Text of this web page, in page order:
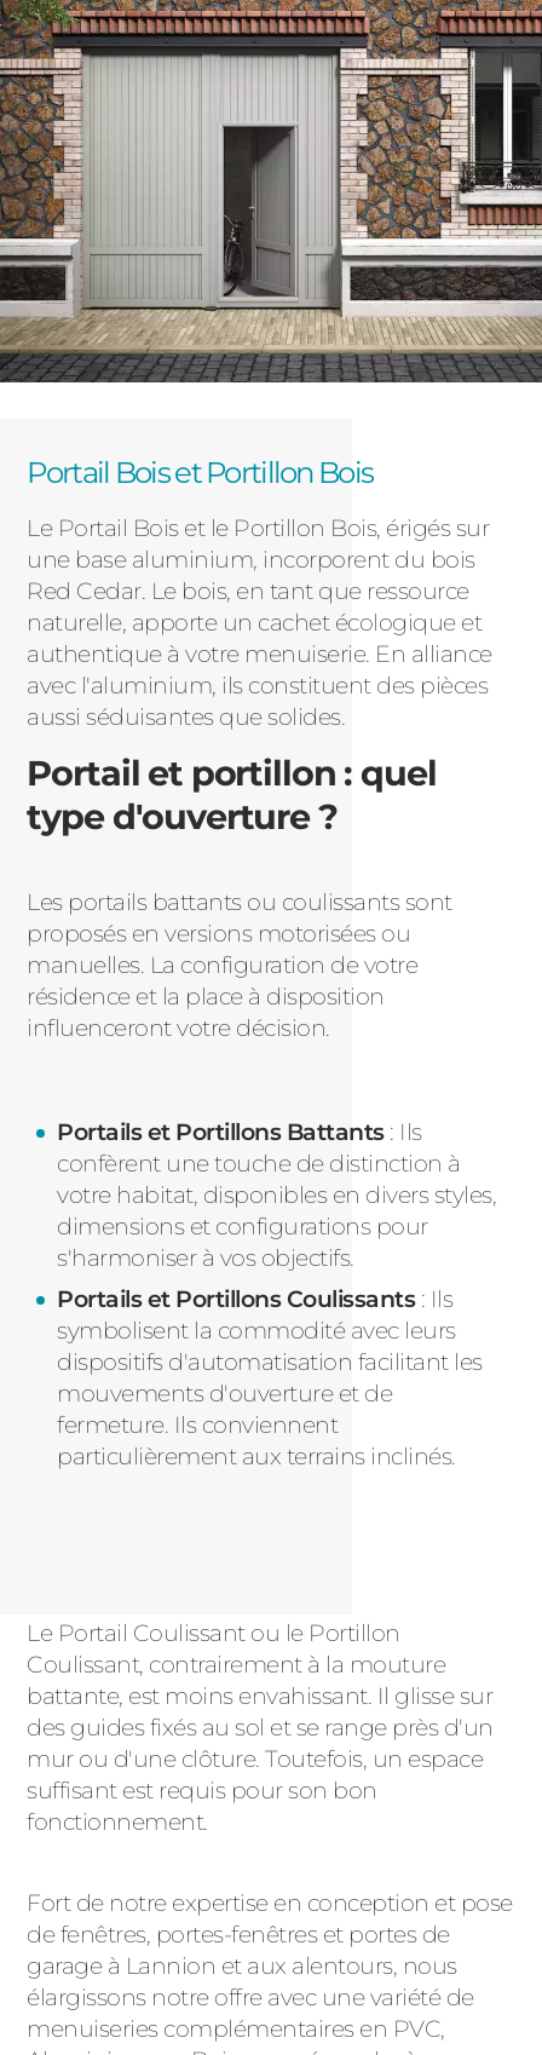
Portail Bois et Portillon Bois
Le Portail Bois et le Portillon Bois, érigés sur
une base aluminium, incorporent du bois
Red Cedar. Le bois, en tant que ressource
naturelle, apporte un cachet écologique et
authentique à votre menuiserie. En alliance
avec l'aluminium, ils constituent des pièces
aussi séduisantes que solides.
Portail et portillon : quel
type d'ouverture ?
Les portails battants ou coulissants sont
proposés en versions motorisées ou
manuelles. La configuration de votre
résidence et la place à disposition
influenceront votre décision.
Portails et Portillons Battants: Ils
confèrent une touche de distinction à
votre habitat, disponibles en divers styles,
dimensions et configurations pour
s'harmoniser à vos objectifs.
Portails et Portillons Coulissants: Ils
symbolisent la commodité avec leurs
dispositifs d'automatisation facilitant les
mouvements d'ouverture et de
fermeture. Ils conviennent
particulièrement aux terrains inclinés.
Le Portail Coulissant ou le Portillon
Coulissant, contrairement à la mouture
battante, est moins envahissant. Il glisse sur
des guides fixés au sol et se range près d'un
mur ou d'une clôture. Toutefois, un espace
suffisant est requis pour son bon
fonctionnement.
Fort de notre expertise en conception et pose
de fenêtres, portes-fenêtres et portes de
garage à Lannion et aux alentours, nous
élargissons notre offre avec une variété de
menuiseries complémentaires en PVC,